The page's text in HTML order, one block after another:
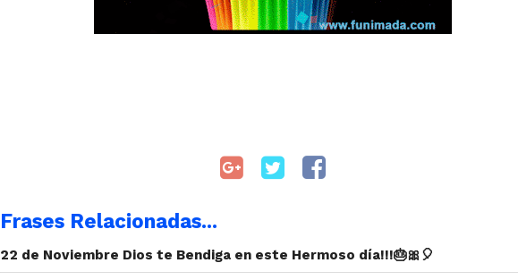
Frases Relacionadas...
22 de Noviembre Dios te Bendiga en este Hermoso día!!!🎂🎀🎈